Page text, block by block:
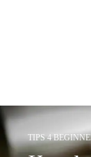
TIPS 4